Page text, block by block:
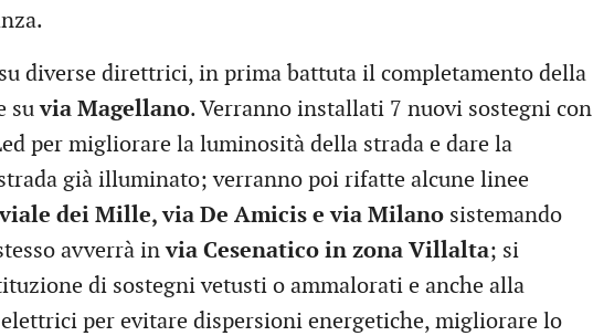
diverse direttrici, in prima battuta il completamento della
suvia Magellano. Verranno installati 7 nuovi sostegni con
per migliorare la luminosità della strada e dare la
già illuminato; verranno poi rifatte alcune linee
viale dei Mille, via De Amicis e via Milano sistemando
avverrà invia Cesenatico in zona Villalta; si
di sostegni vetusti o ammalorati e anche alla
per evitare dispersioni energetiche, migliorare lo